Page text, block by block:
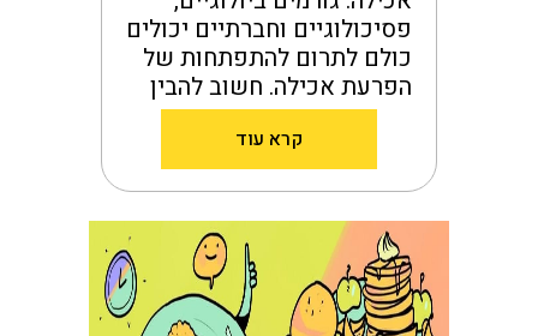
פסיכולוגיים וחברתיים יכולים
כולם לתרום להתפתחות של
הפרעת אכילה. חשוב להבין
שאנשים חווים רמות שונות
של סיכון לפתח בעיה
בשלבים שונים בחייהם.
התקשר עכשיו לשיחה עם
אחד מהמומחים שלנו לטיפול
גלה את התרופה שלך לחיים
חדשים
קרא עוד